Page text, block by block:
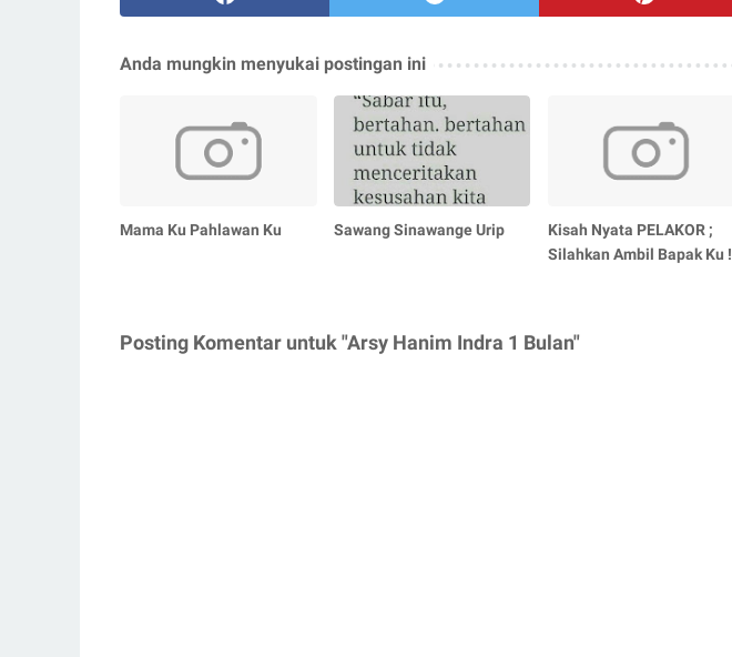
Anda mungkin menyukai postingan ini
Mama Ku Pahlawan Ku Sawang Sinawange Urip
Kisah Nyata PELAKOR ;
Silahkan Ambil Bapak Ku !
Posting Komentar untuk "Arsy Hanim Indra 1 Bulan"